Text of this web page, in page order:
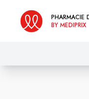
PHARMACIE
BY MEDIPRIX